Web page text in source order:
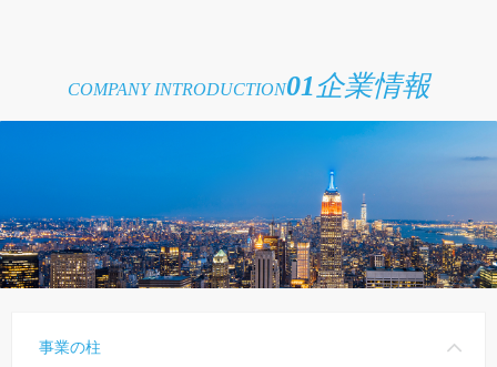
COMPANY INTRODUCTION01企業情報
事業の柱